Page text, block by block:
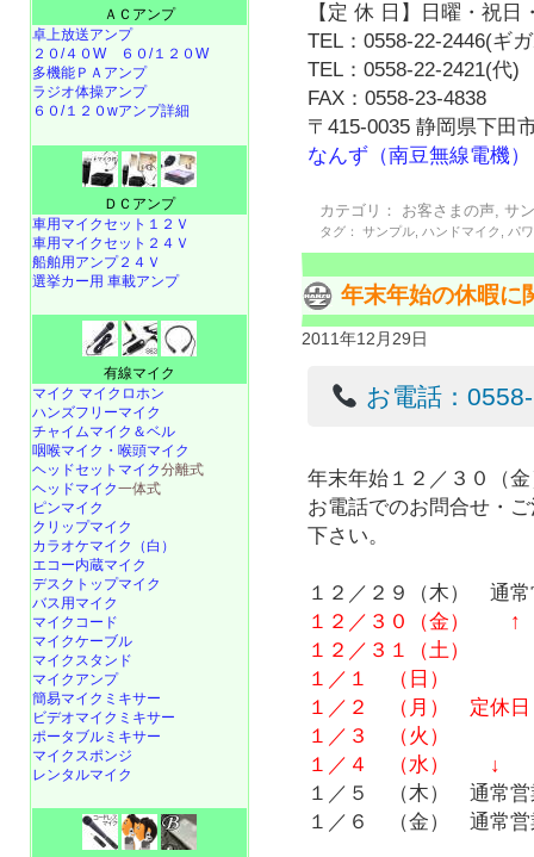
【定 休 日】日曜・祝日
TEL：0558-22-2446(ギ
TEL：0558-22-2421(代)
FAX：0558-23-4838
〒415-0035 静岡県下田
なんず（南豆無線電機）
カテゴリ： お客さまの声 ,サ
タグ： サンプル ハンドマイク パ
年末年始の休暇
2011年12月29日
お電話：
年末年始１２／３０（
お電話でのお問合せ・
下さい。
１２／２９（木） 通常
１２／３０（金） ↑
１２／３１（土）
１／１ （日）
１／２ （月） 定休日
１／３ （火）
１／４ （水） ↓
１／５ （木） 通常営
１／６ （金） 通常営
ＡＣアンプ
卓上放送アンプ
２０/４０W
６０/１２０W
多機能ＰＡアンプ
ラジオ体操アンプ
６０/１２０wアンプ詳細
ＤＣアンプ
車用マイクセット１２Ｖ
車用マイクセット２４Ｖ
船舶用アンプ２４Ｖ
選挙カー用 車載アンプ
有線マイク
マイク マイクロホン
ハンズフリーマイク
チャイムマイク＆ベル
咽喉マイク・喉頭マイク
ヘッドセットマイク分離式
ヘッドマイク一体式
ピンマイク
クリップマイク
カラオケマイク（白）
エコー内蔵マイク
デスクトップマイク
バス用マイク
マイクコード
マイクケーブル
マイクスタンド
マイクアンプ
簡易マイクミキサー
ビデオマイクミキサー
ポータブルミキサー
マイクスポンジ
レンタルマイク